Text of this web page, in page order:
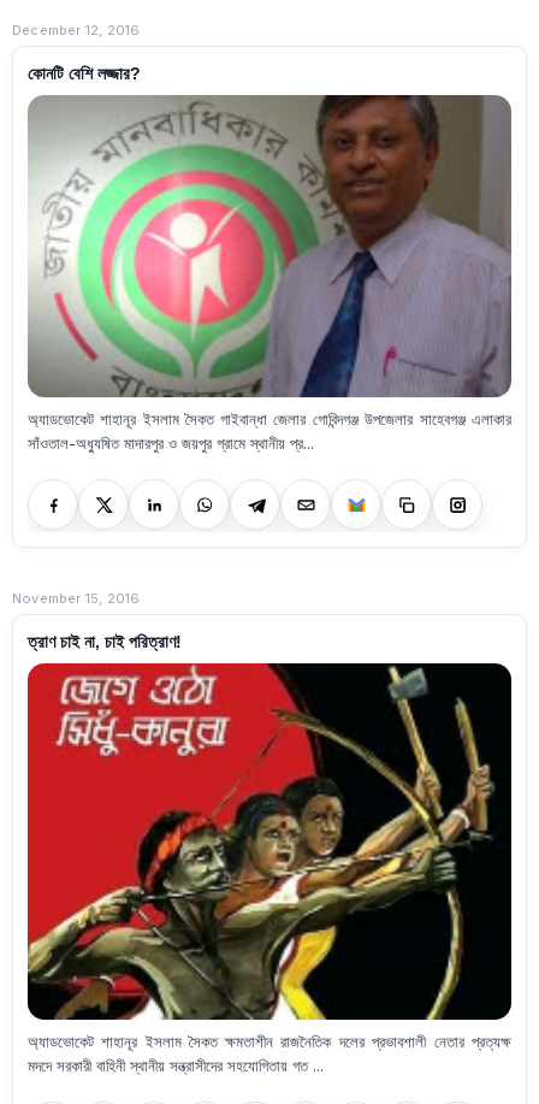
December 12, 2016
কোনটি বেশি লজ্জার?
অ্যাডভোকেট শাহানূর ইসলাম সৈকত গাইবান্ধা জেলার গোবিন্দগঞ্জ উপজেলার সাহেবগঞ্জ এলাকার
সাঁওতাল-অধ্যুষিত মাদারপুর ও জয়পুর গ্রামে স্থানীয় প্র...
November 15, 2016
ত্রাণ চাই না, চাই পরিত্রাণ!
অ্যাডভোকেট শাহানূর ইসলাম সৈকত ক্ষমতাশীন রাজনৈতিক দলের প্রভাবশালী নেতার প্রত্যক্ষ
মদদে সরকারী বাহিনী স্থানীয় সন্ত্রাসীদের সহযোগিতায় গত ...